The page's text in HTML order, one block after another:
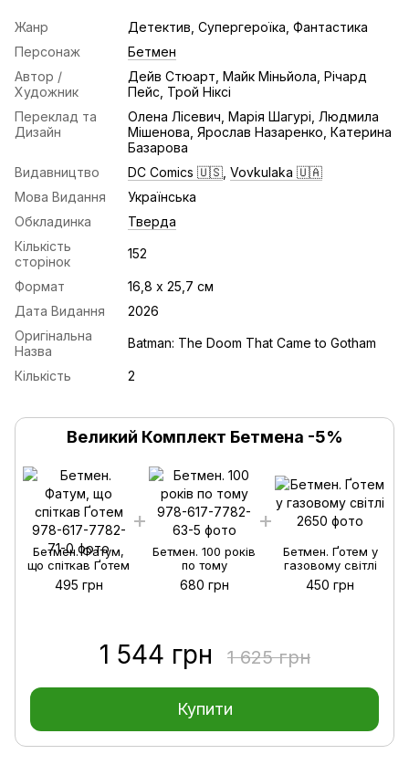
Жанр
Детектив, Супергероїка, Фантастика
Персонаж
Бетмен
Автор /
Художник
Дейв Стюарт, Майк Міньйола, Річард
Пейс, Трой Ніксі
Переклад та
Дизайн
Олена Лісевич, Марія Шагурі, Людмила
Мішенова, Ярослав Назаренко, Катерина
Базарова
Видавництво
DC Comics 🇺🇸 Vovkulaka 🇺🇦
Мова Видання
Українська
Обкладинка
Тверда
Кількість
сторінок
152
Формат
16,8 х 25,7 см
Дата Видання
2026
Оригінальна
Назва
Batman: The Doom That Came to Gotham
Кількість 2
Великий Комплект Бетмена -5%
Бетмен. Фатум,
що спіткав Ґотем
495 грн
Бетмен. 100 років
по тому
680 грн
Бетмен. Ґотем у
газовому світлі
450 грн
1 544 грн 1 625 грн
Купити